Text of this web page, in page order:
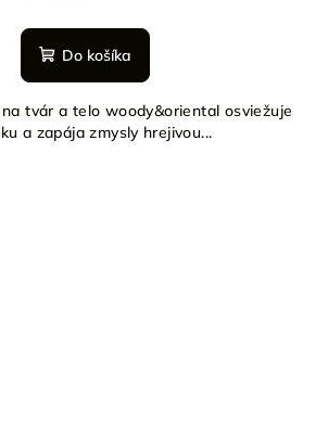
Do košíka
tvár a telo woody&oriental osviežuje
a zapája zmysly hrejivou...